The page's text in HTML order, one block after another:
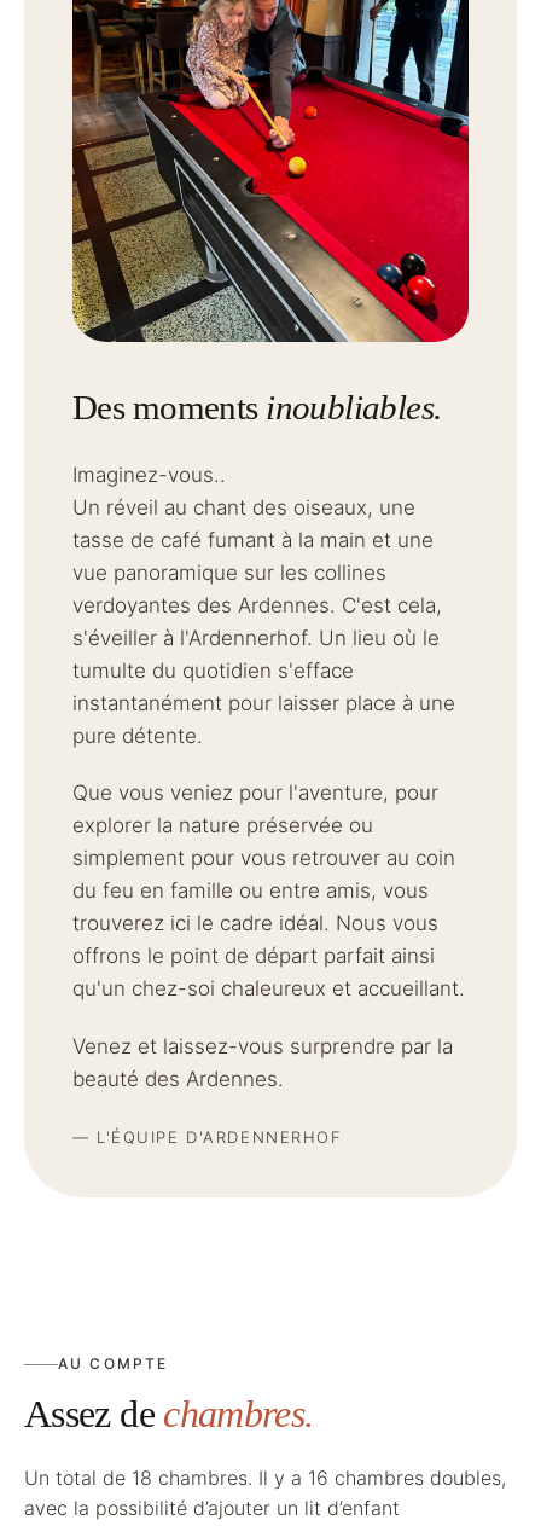
Des moments inoubliables.
Imaginez-vous..
Un réveil au chant des oiseaux, une
tasse de café fumant à la main et une
vue panoramique sur les collines
verdoyantes des Ardennes. C'est cela,
s'éveiller à l'Ardennerhof. Un lieu où le
tumulte du quotidien s'efface
instantanément pour laisser place à une
pure détente.
Que vous veniez pour l'aventure, pour
explorer la nature préservée ou
simplement pour vous retrouver au coin
du feu en famille ou entre amis, vous
trouverez ici le cadre idéal. Nous vous
offrons le point de départ parfait ainsi
qu'un chez-soi chaleureux et accueillant.
Venez et laissez-vous surprendre par la
beauté des Ardennes.
— L'ÉQUIPE D'ARDENNERHOF
AU COMPTE
Assez de chambres.
Un total de 18 chambres. Il y a 16 chambres doubles,
avec la possibilité d’ajouter un lit d’enfant